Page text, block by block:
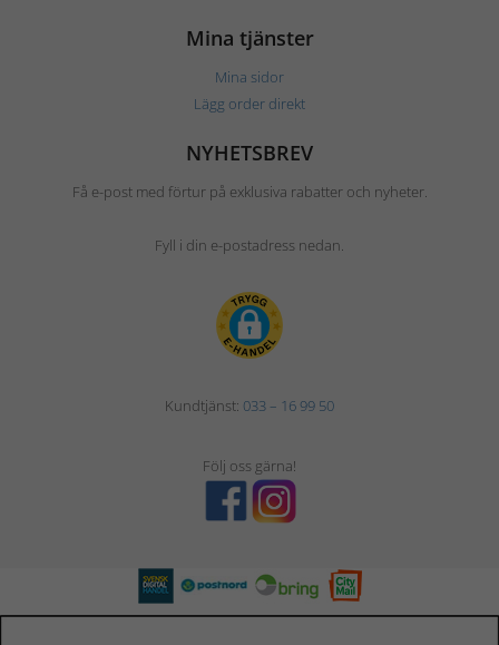
Mina tjänster
Mina sidor
Lägg order direkt
NYHETSBREV
Få e-post med förtur på exklusiva rabatter och nyheter.
Fyll i din e-postadress nedan.
Kundtjänst: 033 – 16 99 50
Följ oss gärna!